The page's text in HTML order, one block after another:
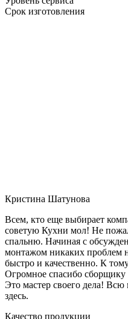
Срок изготовления
Кристина Шатунова
Всем, кто еще выбирает
советую Кухни мол! Не
спальню. Начиная с
монтажом никаких проблем
быстро и качественно. К
Огромное спасибо сборщику
Это мастер своего дела! Всю
здесь.
Качество продукции